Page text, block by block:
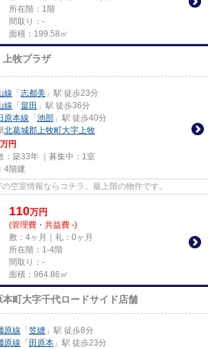
所在階：1階
間取り：-
面積：199.58㎡
上牧プラザ
線 「 志都美 」駅 徒歩23分
線 「 畠田 」駅 徒歩36分
原本線 「 池部 」駅 徒歩40分
北葛城郡上牧町大字上牧
万円
：築33年 ｜募集中： 1室
4階建
空室情報ならコチラ。最上階の物件です。
110万円
(管理費・共益費 -)
敷：4ヶ月｜礼：0ヶ月
所在階：1-4階
間取り：-
面積：964.86㎡
本町大字千代ロードサイド店舗
原線 「 笠縫 」駅 徒歩8分
原線 「 田原本 」駅 徒歩23分